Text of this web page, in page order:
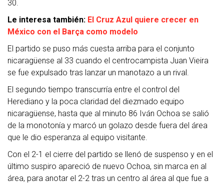
30.
Le interesa también: El Cruz Azul quiere crecer en
México con el Barça como modelo
El partido se puso más cuesta arriba para el conjunto
nicaragüense al 33 cuando el centrocampista Juan Vieira
se fue expulsado tras lanzar un manotazo a un rival.
El segundo tiempo transcurría entre el control del
Herediano y la poca claridad del diezmado equipo
nicaragüense, hasta que al minuto 86 Iván Ochoa se salió
de la monotonía y marcó un golazo desde fuera del área
que le dio esperanza al equipo visitante.
Con el 2-1 el cierre del partido se llenó de suspenso y en el
último suspiro apareció de nuevo Ochoa, sin marca en al
área, para anotar el 2-2 tras un centro al área al que fue a